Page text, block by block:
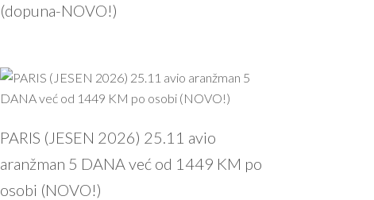
(dopuna-NOVO!)
PARIS (JESEN 2026) 25.11 avio
aranžman 5 DANA već od 1449 KM po
osobi (NOVO!)